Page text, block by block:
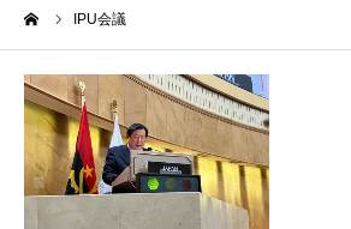
IPU会議